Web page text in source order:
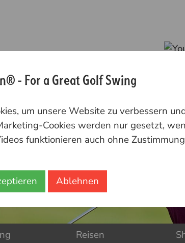
Reisen
- For a Great Golf Swing
um unsere Website zu verbessern
Cookies werden nur gesetzt,
funktionieren auch ohne
Ablehnen